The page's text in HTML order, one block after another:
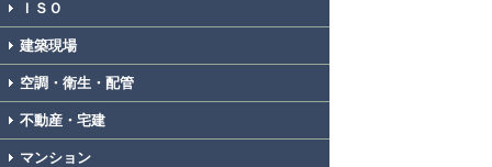
ＩＳＯ
建築現場
空調・衛生・配管
不動産・宅建
マンション